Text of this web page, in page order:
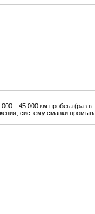
000 км пробега (раз в
систему смазки